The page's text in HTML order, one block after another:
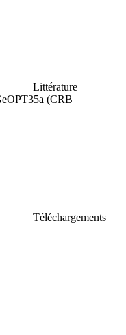
Littérature
(CRB
Téléchargements